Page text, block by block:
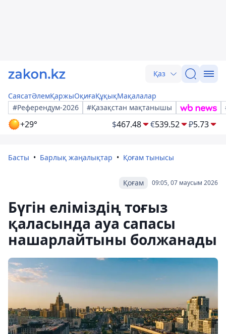
Қаз
СаясатӘлемҚаржыОқиғаҚұқықМақалалар
#Референдум-2026
#Қазақстан мақтанышы
+29° $467.48 €539.52 ₽5.73
Басты Барлық жаңалықтар Қоғам тынысы
09:05, 07 маусым 2026
Қоғам
Бүгін еліміздің тоғыз
қаласында ауа сапасы
нашарлайтыны болжанады